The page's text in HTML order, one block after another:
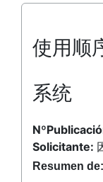
使用顺
系统
Solicitante:
Resumen de: